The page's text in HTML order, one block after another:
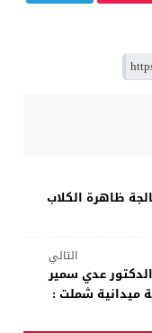
ظاهرة الكلاب
التالي
الدكتور عدي سمير
ميدانية شملت :